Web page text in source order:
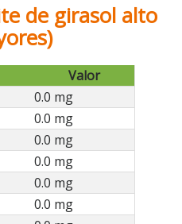
de girasol alto
Valor
0.0 mg
0.0 mg
0.0 mg
0.0 mg
0.0 mg
0.0 mg